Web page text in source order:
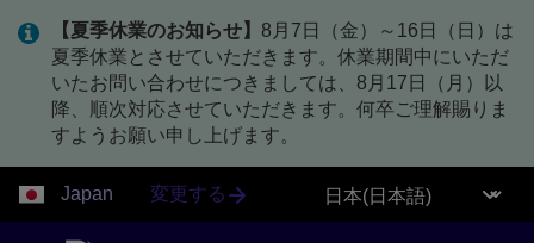
【夏季休業のお知らせ】 8月7日（金）～16日（日）は
夏季休業とさせていただきます。休業期間中にいただ
いたお問い合わせにつきましては、8月17日（月）以
降、順次対応させていただきます。何卒ご理解賜りま
すようお願い申し上げます。
Japan 変更する